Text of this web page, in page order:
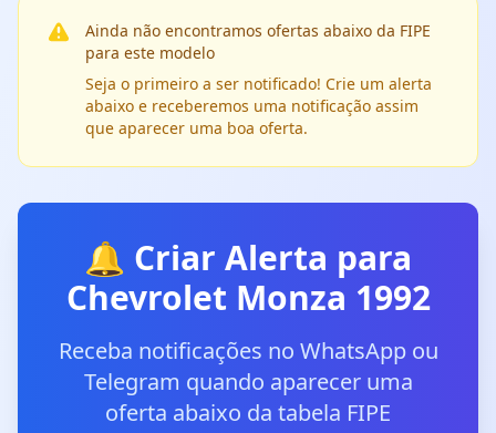
Ainda não encontramos ofertas abaixo da FIPE
para este modelo
Seja o primeiro a ser notificado! Crie um alerta
abaixo e receberemos uma notificação assim
que aparecer uma boa oferta.
🔔 Criar Alerta para
Chevrolet Monza 1992
Receba notificações no WhatsApp ou
Telegram quando aparecer uma
oferta abaixo da tabela FIPE